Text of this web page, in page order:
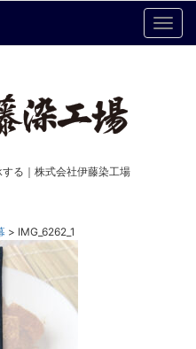
る｜株式会社伊藤染工場
> IMG_6262_1